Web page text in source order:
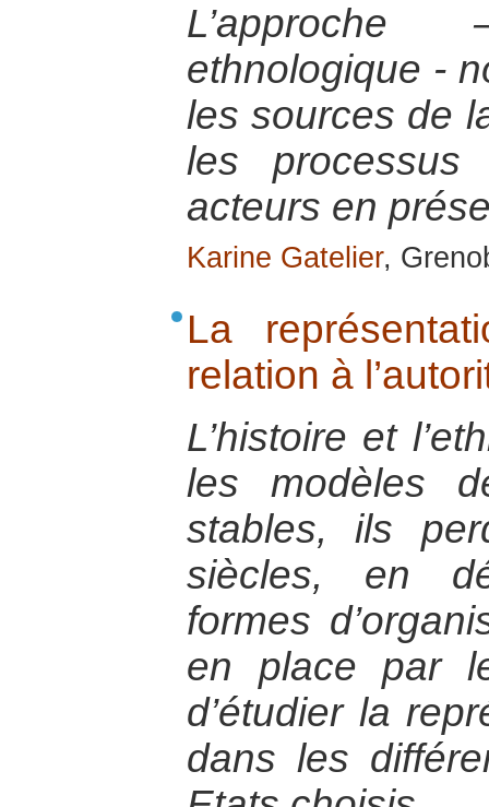
ethnologique -
les sources de
les processus
acteurs en
Karine Gatelier,
La
relation à
L’histoire et
les modèles
stables, ils
siècles, en
formes
en place par
d’étudier la
dans les